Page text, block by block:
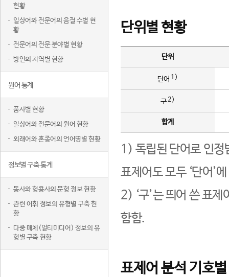
현황
일상어와 전문어의 음절 수별 현
황
전문어의 전문 분야별 현황
방언의 지역별 현황
원어 통계
품사별 현황
일상어와 전문어의 원어 현황
외래어와 혼종어의 언어명별 현황
정보별 구축 통계
동사와 형용사의 문형 정보 현황
관련 어휘 정보의 유형별 구축 현
황
다중 매체(멀티미디어) 정보의 유
형별 구축 현황
단위별 현황
단위
단어 1)
구2)
합계
1) 독립된 단어로 인정
표제어도 모두 ‘단어’
2) ‘구’는 띄어 쓴 표
함함.
표제어 분석 기호